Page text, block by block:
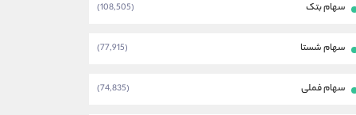
سهام بتک (108,505)
سهام شستا (77,915)
سهام فملی (74,835)